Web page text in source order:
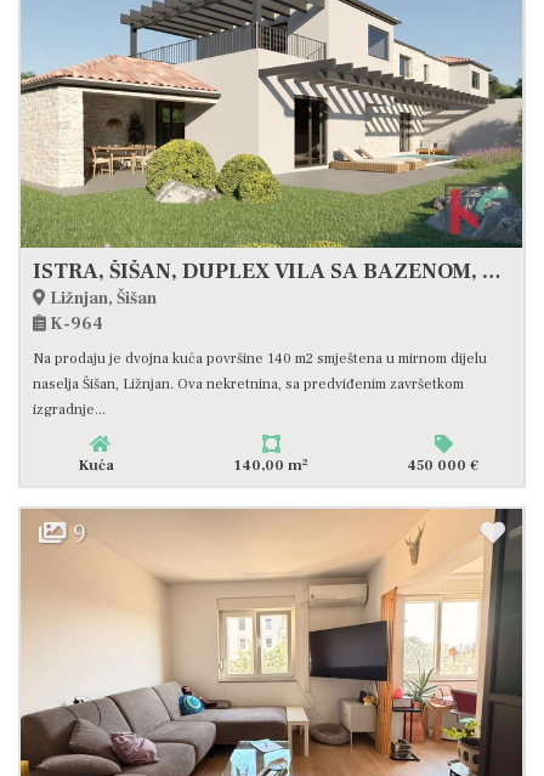
ISTRA, ŠIŠAN, DUPLEX VILA SA BAZENOM, #PRODJA
Ližnjan, Šišan
K-964
Na prodaju je dvojna kuća površine 140 m2 smještena u mirnom dijelu
naselja Šišan, Ližnjan. Ova nekretnina, sa predviđenim završetkom
izgradnje...
Kuća 140,00 m2 450 000 €
9